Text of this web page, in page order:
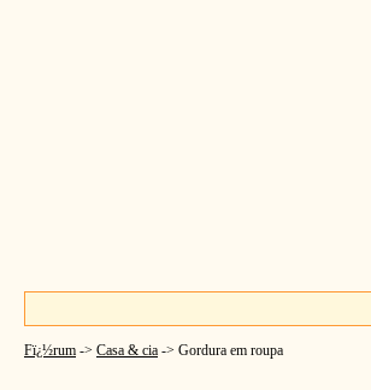
Fï¿½rum -> Casa & cia -> Gordura em roupa